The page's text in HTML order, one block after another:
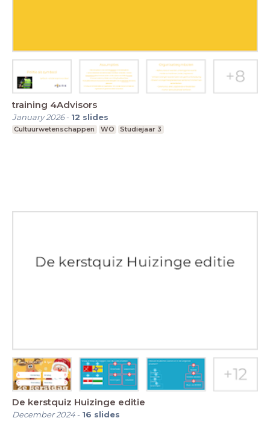
training 4Advisors
January 2026- 12 slides
Cultuurwetenschappen WO Studiejaar 3
De kerstquiz Huizinge editie
December 2024- 16 slides